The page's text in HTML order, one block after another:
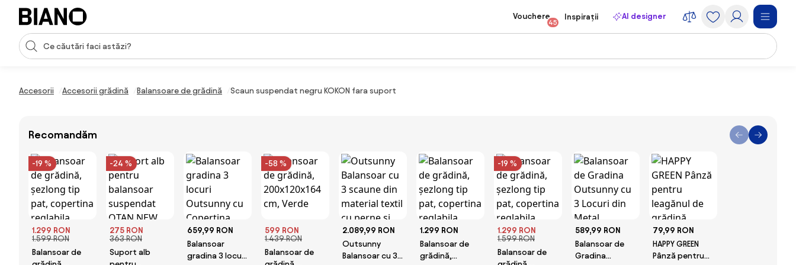
Sari peste navigare, accesează conținutul
Introducerea căutării
Vouchere
45
Inspirații AI designer
Accesorii Accesorii grădină Balansoare de grădină Scaun suspendat negru KOKON fara suport
Recomandăm
-19 %
1.299 RON
1.599 RON
Balansoar de
-24 %
275 RON
363 RON
Suport alb
659,99 RON
Balansoar
gradina 3 locuri
-58 %
599 RON
1.439 RON
Balansoar de
2.089,99 RON
Outsunny
Balansoar cu 3
1.299 RON
Balansoar de
grădină,
-19 %
1.299 RON
1.599 RON
Balansoar de
589,99 RON
Balansoar de
Gradina
79,99 RON
HAPPY GREEN
Pânză pentru